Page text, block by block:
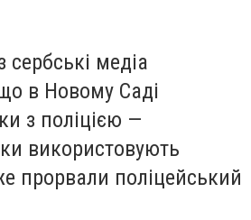
медіа
в Новому Саді
з поліцією —
використовують
прорвали поліцейський